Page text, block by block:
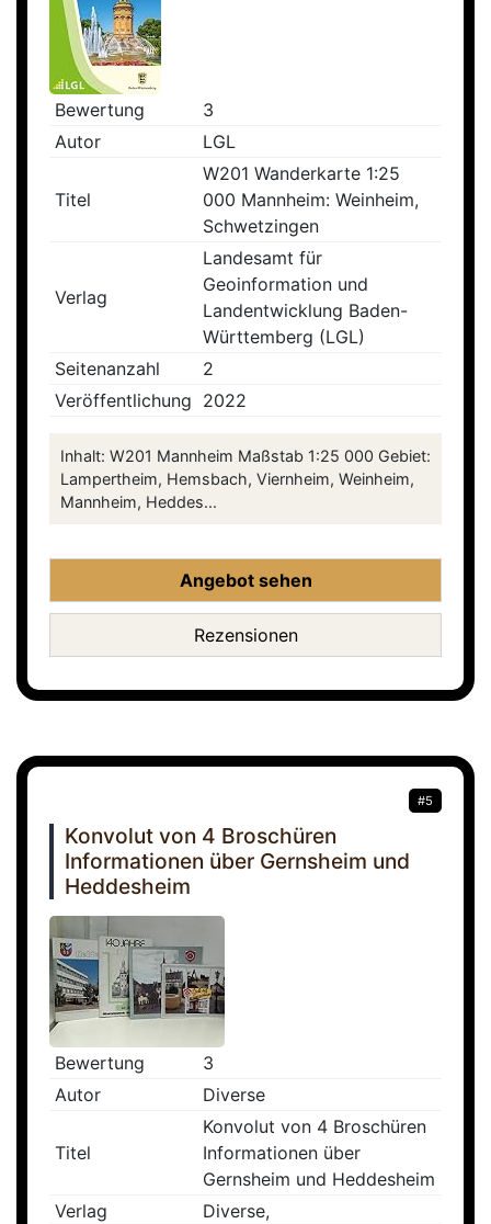
Bewertung
3
Autor
LGL
Titel
W201 Wanderkarte 1:25
000 Mannheim: Weinheim,
Schwetzingen
Verlag
Landesamt für
Geoinformation und
Landentwicklung Baden-
Württemberg (LGL)
Seitenanzahl
2
Veröffentlichung 2022
Inhalt: W201 Mannheim Maßstab 1:25 000 Gebiet:
Lampertheim, Hemsbach, Viernheim, Weinheim,
Mannheim, Heddes...
Angebot sehen
Rezensionen
#5
Konvolut von 4 Broschüren
Informationen über Gernsheim und
Heddesheim
Bewertung
3
Autor
Diverse
Titel
Konvolut von 4 Broschüren
Informationen über
Gernsheim und Heddesheim
Verlag
Diverse,